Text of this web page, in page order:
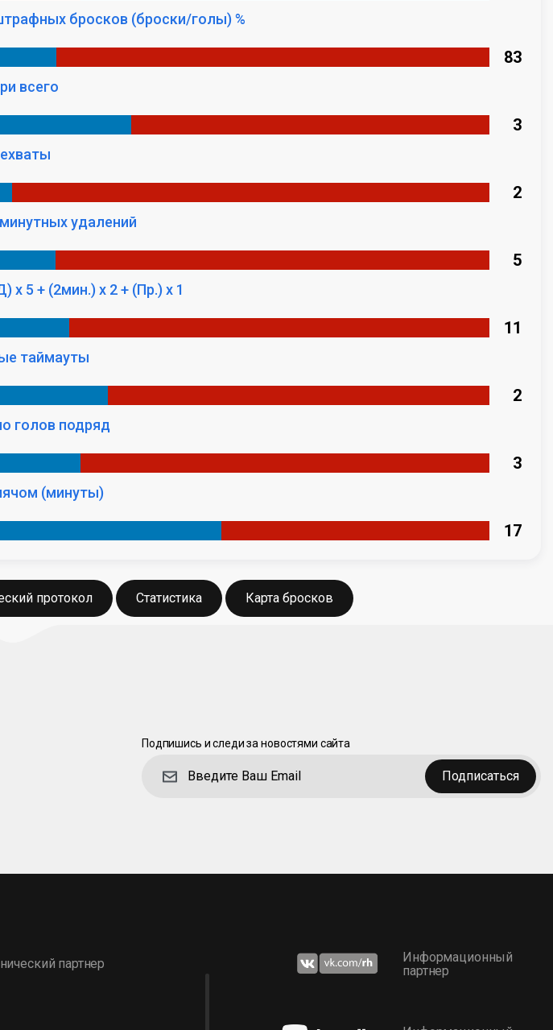
бросков (броски/голы) %
83
всего
3
2
удалений
5
x 5 + (2мин.) x 2 + (Пр.) x 1
11
таймауты
2
голов подряд
3
(минуты)
17
протокол Статистика Карта бросков
Подпишись и следи за новостями сайта
Подписаться
партнер
Информационный
партнер